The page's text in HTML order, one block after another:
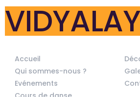
Accueil
Qui sommes-nous ?
Evénements